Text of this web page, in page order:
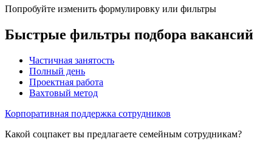
Попробуйте изменить формулировку или фильтры
Быстрые фильтры подбора вакансий
Частичная занятость
Полный день
Проектная работа
Вахтовый метод
Корпоративная поддержка сотрудников
Какой соцпакет вы предлагаете семейным сотрудникам?